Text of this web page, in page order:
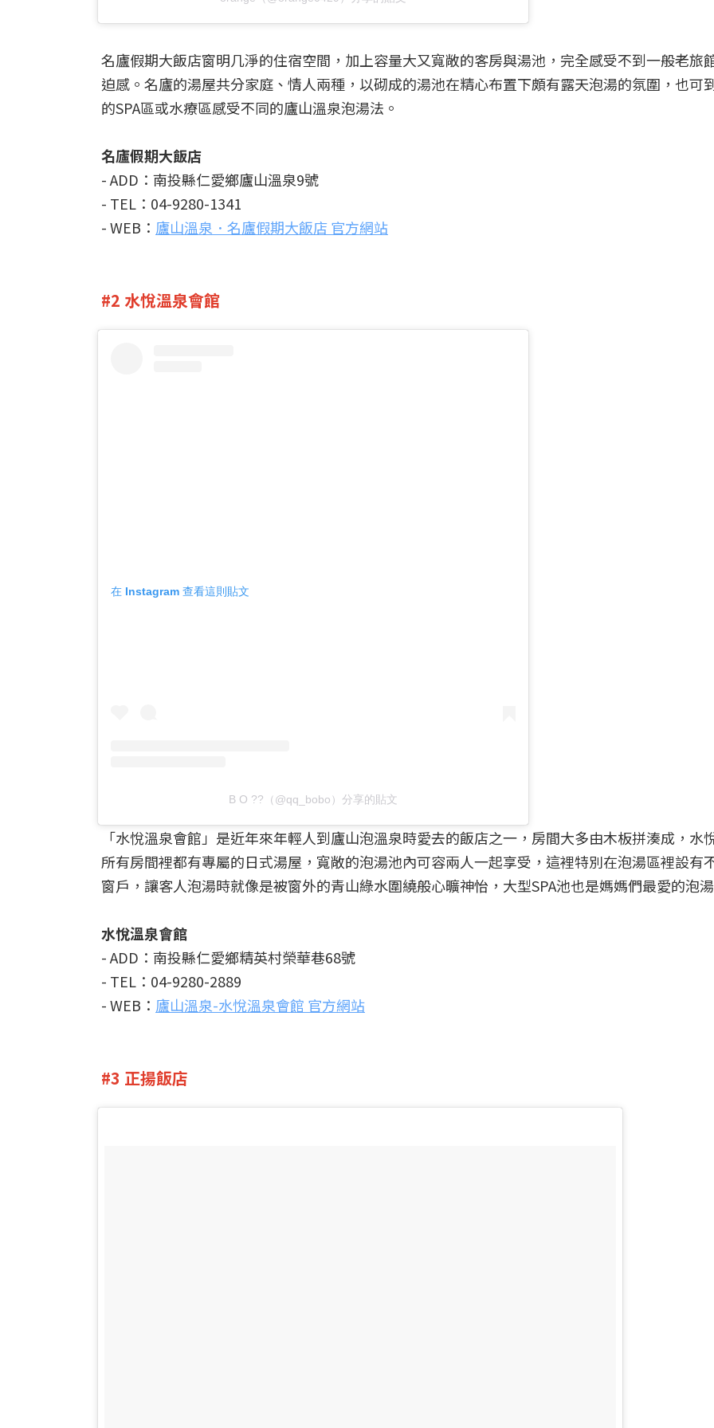
名廬假期大飯店窗明几淨的住宿空間，加上容量大又寬敞的客房與湯池，完全感受不到一般老旅
迫感。名廬的湯屋共分家庭、情人兩種，以砌成的湯池在精心布置下頗有露天泡湯的氛圍，也可
的SPA區或水療區感受不同的廬山溫泉泡湯法。
名廬假期大飯店
- ADD：南投縣仁愛鄉廬山溫泉9號
- TEL：04-9280-1341
- WEB： 廬山溫泉．名廬假期大飯店 官方網站
#2 水悅溫泉會館
在 Instagram 查看這則貼文
B O ??（@qq_bobo）分享的貼文
「水悅溫泉會館」是近年來年輕人到廬山泡溫泉時愛去的飯店之一，房間大多由木板拼湊成，水
所有房間裡都有專屬的日式湯屋，寬敞的泡湯池內可容兩人一起享受，這裡特別在泡湯區裡設有
窗戶，讓客人泡湯時就像是被窗外的青山綠水圍繞般心曠神怡，大型SPA池也是媽媽們最愛的泡湯
水悅溫泉會館
- ADD：南投縣仁愛鄉精英村榮華巷68號
- TEL：04-9280-2889
- WEB： 廬山溫泉-水悅溫泉會館 官方網站
#3 正揚飯店